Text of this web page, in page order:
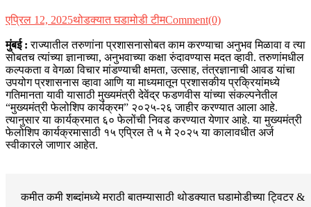
एप्रिल 12, 2025थोडक्यात घडामोडी टीमComment(0)
मुंबई : राज्यातील तरुणांना प्रशासनासोबत काम करण्याचा अनुभव मिळावा व त्या
सोबतच त्यांच्या ज्ञानाच्या, अनुभवाच्या कक्षा रुंदावण्यास मदत व्हावी. तरुणांमधील
कल्पकता व वेगळा विचार मांडण्याची क्षमता, उत्साह, तंत्रज्ञानाची आवड यांचा
उपयोग प्रशासनास व्हावा आणि या माध्यमातून प्रशासकीय प्रक्रियांमध्ये
गतिमानता यावी यासाठी मुख्यमंत्री देवेंद्र फडणवीस यांच्या संकल्पनेतील
“मुख्यमंत्री फेलोशिप कार्यक्रम” २०२५-२६ जाहीर करण्यात आला आहे.
त्यानुसार या कार्यक्रमात ६० फेलोंची निवड करण्यात येणार आहे. या मुख्यमंत्री
फेलोशिप कार्यक्रमासाठी १५ एप्रिल ते ५ मे २०२५ या कालावधीत अर्ज
स्वीकारले जाणार आहेत.
कमीत कमी शब्दांमध्ये मराठी बातम्यासाठी थोडक्यात घडामोडीच्याट्विटर &